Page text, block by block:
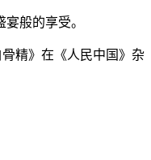
般的享受。
精》在《人民中国》杂